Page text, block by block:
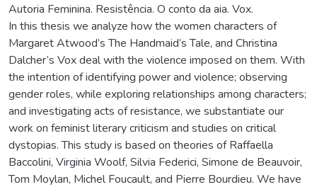
Autoria Feminina. Resistência. O conto da aia. Vox.
In this thesis we analyze how the women characters of
Margaret Atwood’s The Handmaid’s Tale, and Christina
Dalcher’s Vox deal with the violence imposed on them. With
the intention of identifying power and violence; observing
gender roles, while exploring relationships among characters;
and investigating acts of resistance, we substantiate our
work on feminist literary criticism and studies on critical
dystopias. This study is based on theories of Raffaella
Baccolini, Virginia Woolf, Silvia Federici, Simone de Beauvoir,
Tom Moylan, Michel Foucault, and Pierre Bourdieu. We have